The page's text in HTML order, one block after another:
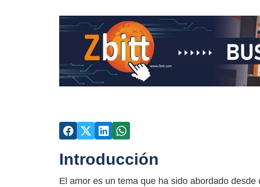
Introducción
El amor es un tema que ha sido abordado